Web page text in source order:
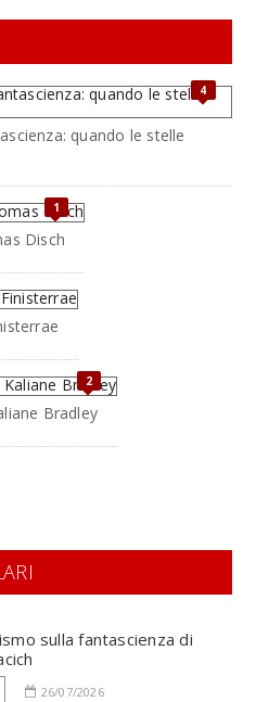
4
quando le stelle
1
Disch
2
Bradley
sulla fantascienza di
26/07/2026